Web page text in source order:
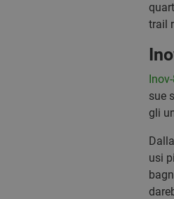
trail
sue
gli
usi